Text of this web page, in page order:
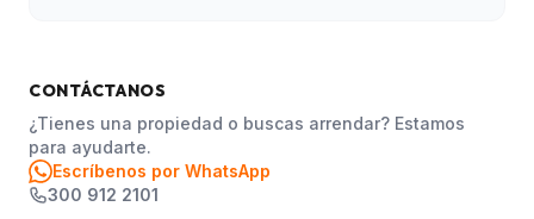
CONTÁCTANOS
¿Tienes una propiedad o buscas arrendar? Estamos
para ayudarte.
Escríbenos por WhatsApp
300 912 2101